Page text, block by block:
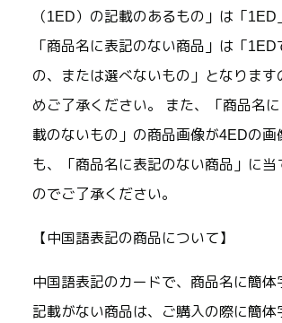
（1ED）の記載のあるもの」は「1ED
「商品名に表記のない商品」は「1ED
の、または選べないもの」となります
めご了承ください。 また、「商品名
載のないもの」の商品画像が4EDの画
も、「商品名に表記のない商品」に当
のでご了承ください。
【中国語表記の商品について】
中国語表記のカードで、商品名に簡体
記載がない商品は、ご購入の際に簡体